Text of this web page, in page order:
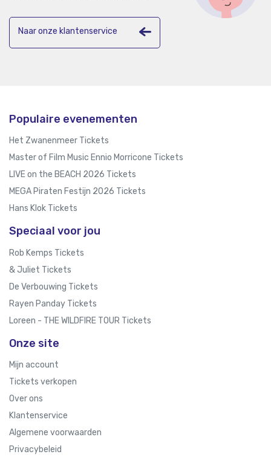
Naar onze klantenservice
Populaire evenementen
Het Zwanenmeer Tickets
Master of Film Music Ennio Morricone Tickets
LIVE on the BEACH 2026 Tickets
MEGA Piraten Festijn 2026 Tickets
Hans Klok Tickets
Speciaal voor jou
Rob Kemps Tickets
& Juliet Tickets
De Verbouwing Tickets
Rayen Panday Tickets
Loreen - THE WILDFIRE TOUR Tickets
Onze site
Mijn account
Tickets verkopen
Over ons
Klantenservice
Algemene voorwaarden
Privacybeleid